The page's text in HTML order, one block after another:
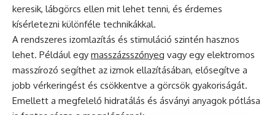
keresik, lábgörcs ellen mit lehet tenni, és érdemes
kísérletezni különféle technikákkal.
A rendszeres izomlazítás és stimuláció szintén hasznos
lehet. Például egy masszázsszőnyeg vagy egy elektromos
masszírozó segíthet az izmok ellazításában, elősegítve a
jobb vérkeringést és csökkentve a görcsök gyakoriságát.
Emellett a megfelelő hidratálás és ásványi anyagok pótlása